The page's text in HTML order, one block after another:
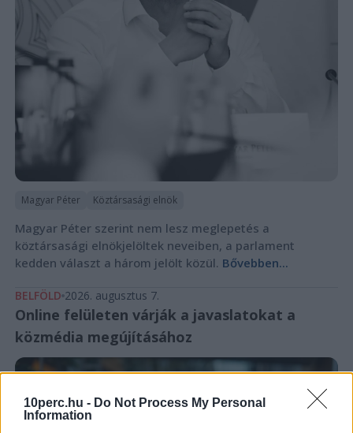
10perc.hu - Do Not Process My Personal
Information
Magyar Péter Köztársasági elnök
Magyar Péter szerint nem lesz meglepetés a
köztársasági elnökjelöltek neveiben, a parlament
kedden választ a három jelölt közül. Bővebben...
BELFÖLD 2026. augusztus 7.
Online felületen várják a javaslatokat a
közmédia megújításához